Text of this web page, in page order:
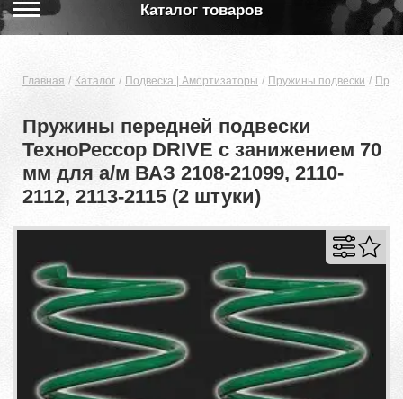
Каталог товаров
Главная Каталог Подвеска | Амортизаторы Пружины подвески
Пружины передней подвески
ТехноРессор DRIVE с занижением 70
мм для а/м ВАЗ 2108-21099, 2110-
2112, 2113-2115 (2 штуки)